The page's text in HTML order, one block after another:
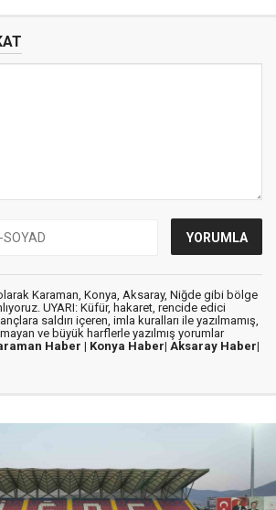
Karaman, Konya, Aksaray, Niğde gibi bölge
UYARI: Küfür, hakaret, rencide edici
saldırı içeren, imla kuralları ile yazılmamış,
ve büyük harflerle yazılmış yorumlar
Haber | Konya Haber| Aksaray Haber|